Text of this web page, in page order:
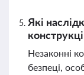
Які
Незаконні
безпеці,